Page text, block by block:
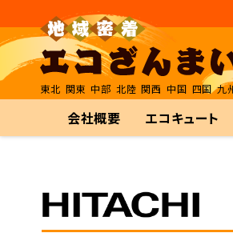
東北 関東 中部 北陸 関西 中国 四国 九
会社概要 エコキュート